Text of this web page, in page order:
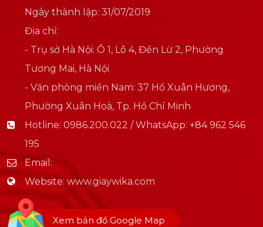
Ngày thành lập: 31/07/2019
Địa chỉ:
- Trụ sở Hà Nội: Ô 1, Lô 4, Đền Lừ 2, Phường
Tương Mai, Hà Nội
- Văn phòng miền Nam: 37 Hồ Xuân Hương,
Phường Xuân Hoà, Tp. Hồ Chí Minh
Hotline: 0986.200.022 / WhatsApp: +84 962 546
195
Email:
Website: www.giaywika.com
Xem bản đồ Google Map